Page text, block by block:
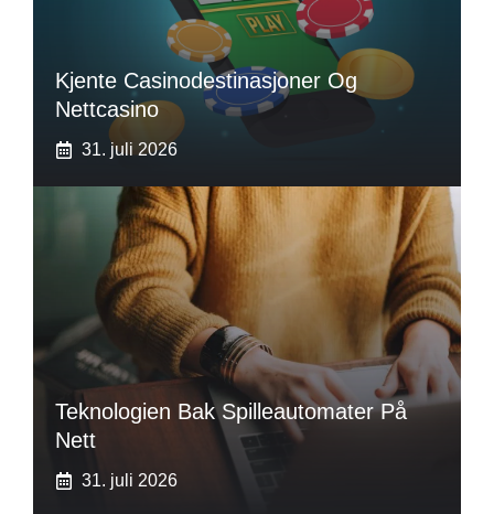
Kjente Casinodestinasjoner Og
Nettcasino
31. juli 2026
Teknologien Bak Spilleautomater På
Nett
31. juli 2026